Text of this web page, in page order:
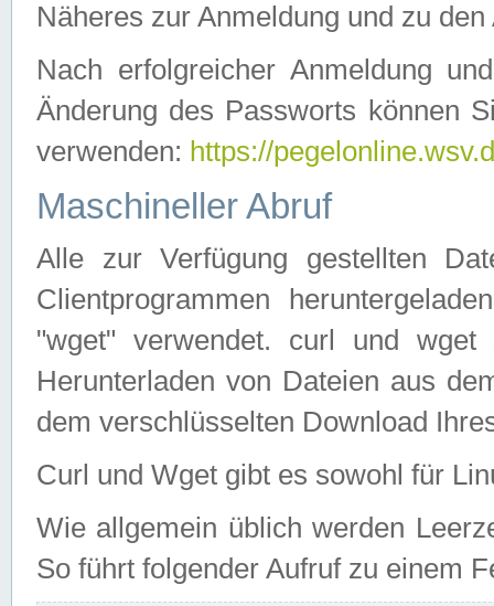
Näheres zur Anmeldung und zu
Nach erfolgreicher Anmeldung
Änderung des Passworts können
verwenden: https://
Maschineller Abruf
Alle zur Verfügung gestellten
Clientprogrammen
"wget" verwendet. curl und wget
Herunterladen von Dateien aus
dem verschlüsselten Download
Curl und Wget gibt es sowohl für
Wie allgemein üblich werden
So führt folgender Aufruf zu einem